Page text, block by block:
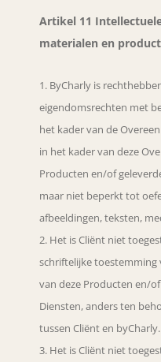
Artikel 11
materialen en
ByCharly is
eigendomsrechten met
het kader van de
in het kader van deze
Producten en/of
maar niet beperkt tot
afbeeldingen, teksten,
Het is Cliënt niet
schriftelijke toestemming
van deze Producten en/
Diensten, anders ten
tussen Cliënt en byCharly.
Het is Cliënt niet